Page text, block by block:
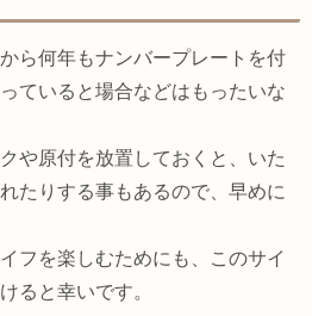
ら何年もナンバープレートを付
ていると場合などはもったいな
や原付を放置しておくと、いた
たりする事もあるので、早めに
フを楽しむためにも、このサイ
ると幸いです。